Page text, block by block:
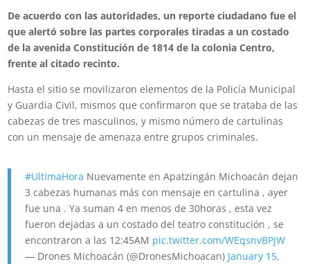
De acuerdo con las autoridades, un reporte ciudadano fue el
que alertó sobre las partes corporales tiradas a un costado
de la avenida Constitución de 1814 de la colonia Centro,
frente al citado recinto.
Hasta el sitio se movilizaron elementos de la Policía Municipal
y Guardia Civil, mismos que confirmaron que se trataba de las
cabezas de tres masculinos, y mismo número de cartulinas
con un mensaje de amenaza entre grupos criminales.
#UltimaHora Nuevamente en Apatzingán Michoacán dejan
3 cabezas humanas más con mensaje en cartulina , ayer
fue una . Ya suman 4 en menos de 30horas , esta vez
fueron dejadas a un costado del teatro constitución , se
encontraron a las 12:45AM pic.twitter.com/WEqsnvBPjW
— Drones Michoacán (@DronesMichoacan) January 15,